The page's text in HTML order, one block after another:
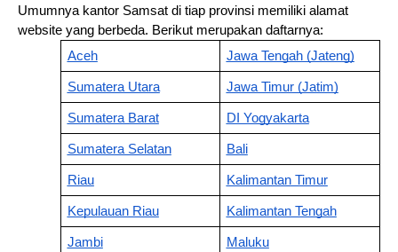
Umumnya kantor Samsat di tiap provinsi memiliki alamat
website yang berbeda. Berikut merupakan daftarnya:
Aceh
Jawa Tengah (Jateng)
Sumatera Utara Jawa Timur (Jatim)
Sumatera Barat DI Yogyakarta
Sumatera Selatan Bali
Riau Kalimantan Timur
Kepulauan Riau Kalimantan Tengah
Jambi Maluku